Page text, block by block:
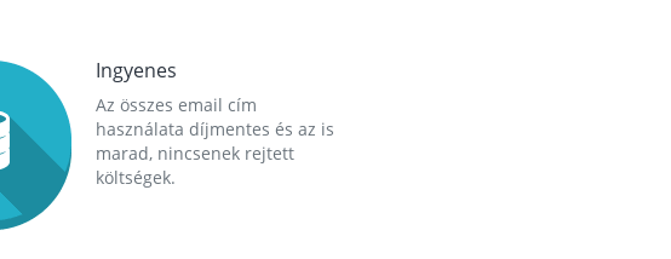
Ingyenes
Az összes email cím
használata díjmentes és az is
marad, nincsenek rejtett
költségek.